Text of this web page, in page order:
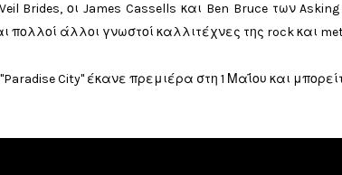
Brides, οι James Cassells και Ben Bruce των
πολλοί άλλοι γνωστοί καλλιτέχνες της rock και
City" έκανε πρεμιέρα στη 1 Μαΐου και